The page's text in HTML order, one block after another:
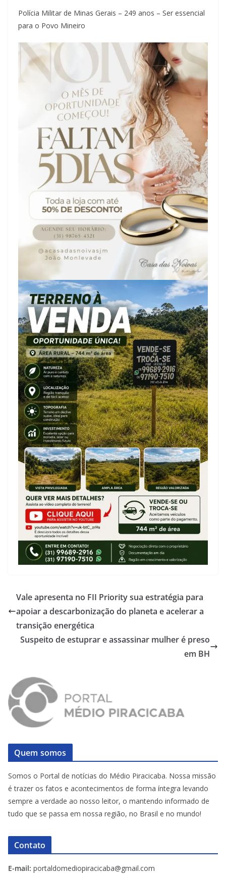
Polícia Militar de Minas Gerais – 249 anos – Ser essencial
para o Povo Mineiro
Vale apresenta no FII Priority sua estratégia para
apoiar a descarbonização do planeta e acelerar a
transição energética
Suspeito de estuprar e assassinar mulher é preso
em BH
Quem somos
Somos o Portal de notícias do Médio Piracicaba. Nossa missão
é trazer os fatos e acontecimentos de forma íntegra levando
sempre a verdade ao nosso leitor, o mantendo informado de
tudo que se passa em nossa região, no Brasil e no mundo!
Contato
E-mail: portaldomediopiracicaba@gmail.com